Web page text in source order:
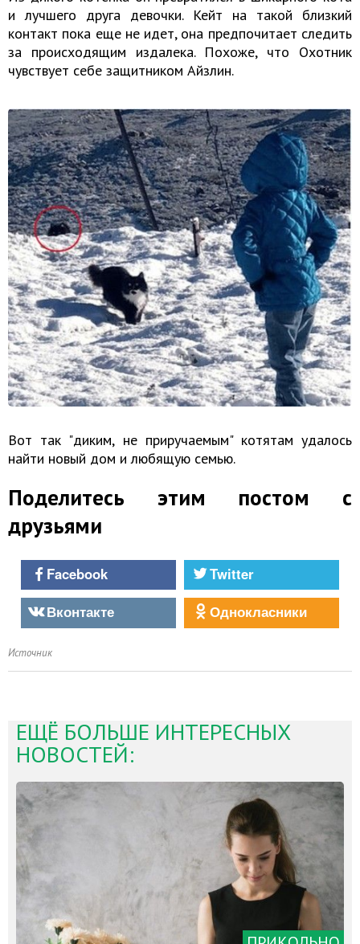
и лучшего друга девочки. Кейт на такой близкий
контакт пока еще не идет, она предпочитает следить
за происходящим издалека. Похоже, что Охотник
чувствует себе защитником Айзлин.
Вот так "диким, не приручаемым" котятам удалось
найти новый дом и любящую семью.
Поделитесь этим постом с
друзьями
Facebook
Twitter
Вконтакте
Однокласники
Источник
ЕЩЁ БОЛЬШЕ ИНТЕРЕСНЫХ
НОВОСТЕЙ: